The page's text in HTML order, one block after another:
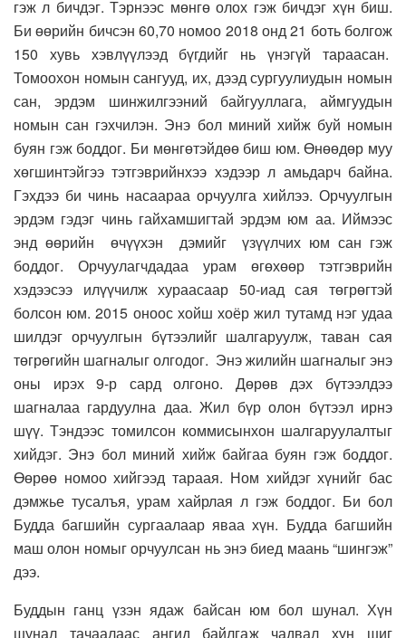
гэж л бичдэг. Тэрнээс мөнгө олох гэж бичдэг хүн биш.
Би өөрийн бичсэн 60,70 номоо 2018 онд 21 боть болгож
150 хувь хэвлүүлээд бүгдийг нь үнэгүй тараасан.
Томоохон номын сангууд, их, дээд сургуулиудын номын
сан, эрдэм шинжилгээний байгууллага, аймгуудын
номын сан гэхчилэн. Энэ бол миний хийж буй номын
буян гэж боддог. Би мөнгөтэйдөө биш юм. Өнөөдөр муу
хөгшинтэйгээ тэтгэврийнхээ хэдээр л амьдарч байна.
Гэхдээ би чинь насаараа орчуулга хийлээ. Орчуулгын
эрдэм гэдэг чинь гайхамшигтай эрдэм юм аа. Иймээс
энд өөрийн өчүүхэн дэмийг үзүүлчих юм сан гэж
боддог. Орчуулагчдадаа урам өгөхөөр тэтгэврийн
хэдээсээ илүүчилж хураасаар 50-иад сая төгрөгтэй
болсон юм. 2015 оноос хойш хоёр жил тутамд нэг удаа
шилдэг орчуулгын бүтээлийг шалгаруулж, таван сая
төгрөгийн шагналыг олгодог. Энэ жилийн шагналыг энэ
оны ирэх 9-р сард олгоно. Дөрөв дэх бүтээлдээ
шагналаа гардуулна даа. Жил бүр олон бүтээл ирнэ
шүү. Тэндээс томилсон коммисынхон шалгаруулалтыг
хийдэг. Энэ бол миний хийж байгаа буян гэж боддог.
Өөрөө номоо хийгээд тараая. Ном хийдэг хүнийг бас
дэмжье тусалъя, урам хайрлая л гэж боддог. Би бол
Будда багшийн сургаалаар яваа хүн. Будда багшийн
маш олон номыг орчуулсан нь энэ биед маань “шингэж”
дээ.
Буддын ганц үзэн ядаж байсан юм бол шунал. Хүн
шунал тачаалаас ангид байлгаж чадвал хүн шиг